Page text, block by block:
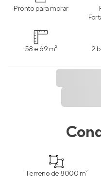
Pronto para morar
58 e 69 m² 2
Terreno de 8000 m²